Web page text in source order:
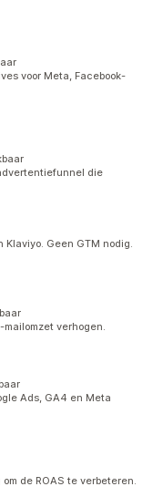
voor Meta, Facebook-
die
Geen GTM nodig.
verhogen.
Ads, GA4 en Meta
de ROAS te verbeteren.